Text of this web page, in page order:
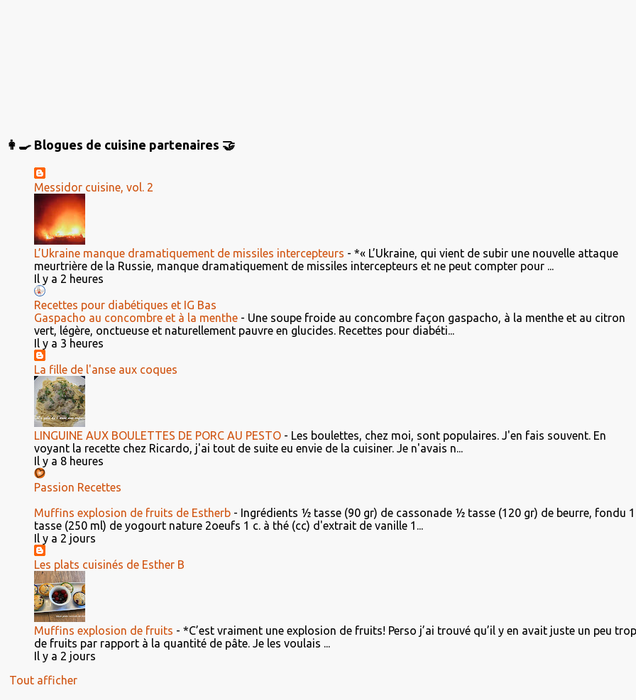
👩‍🍳 Blogues de cuisine partenaires 🤝
Messidor cuisine, vol. 2
L’Ukraine manque dramatiquement de missiles intercepteurs - *« L’Ukraine, qui vient de subir une nouvelle attaque
meurtrière de la Russie, manque dramatiquement de missiles intercepteurs et ne peut compter pour ...
Il y a 2 heures
Recettes pour diabétiques et IG Bas
Gaspacho au concombre et à la menthe - Une soupe froide au concombre façon gaspacho, à la menthe et au citron
vert, légère, onctueuse et naturellement pauvre en glucides. Recettes pour diabéti...
Il y a 3 heures
La fille de l'anse aux coques
LINGUINE AUX BOULETTES DE PORC AU PESTO - Les boulettes, chez moi, sont populaires. J'en fais souvent. En
voyant la recette chez Ricardo, j'ai tout de suite eu envie de la cuisiner. Je n'avais n...
Il y a 8 heures
Passion Recettes
Muffins explosion de fruits de Estherb - Ingrédients ½ tasse (90 gr) de cassonade ½ tasse (120 gr) de beurre, fondu 1
tasse (250 ml) de yogourt nature 2oeufs 1 c. à thé (cc) d'extrait de vanille 1...
Il y a 2 jours
Les plats cuisinés de Esther B
Muffins explosion de fruits - *C’est vraiment une explosion de fruits! Perso j’ai trouvé qu’il y en avait juste un peu trop
de fruits par rapport à la quantité de pâte. Je les voulais ...
Il y a 2 jours
Tout afficher